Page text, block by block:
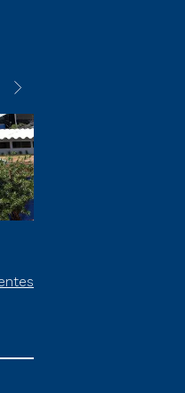
na prova on-line ou
é um formato do